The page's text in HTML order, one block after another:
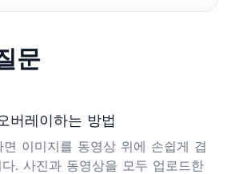
문
버레이하는 방법
이미지를 동영상 위에 손쉽게 겹
. 사진과 동영상을 모두 업로드한